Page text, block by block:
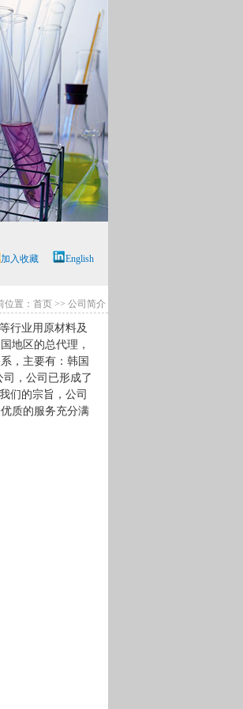
加入收藏 English
位置：首页 >> 公司简介
行业用原材料及
地区的总代理，
，主要有：韩国
司，公司已形成了
们的宗旨，公司
质的服务充分满